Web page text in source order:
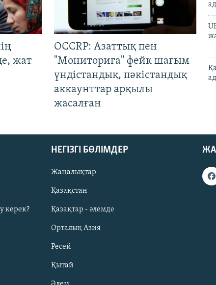
жат
OCCRP: Азаттық пен
"Мониториға" фейк шағым
үндістандық, пәкістандық
аккаунттар арқылы
жасалған
керек?
НЕГІЗГІ БӨЛІМДЕР
Жаңалықтар
Қазақстан
Қазақтар - әлемде
Орталық Азия
Ресей
Қытай